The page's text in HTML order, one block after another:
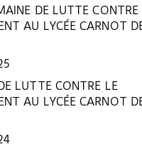
DE LUTTE CONTRE
AU LYCÉE CARNOT
LUTTE CONTRE LE
AU LYCÉE CARNOT